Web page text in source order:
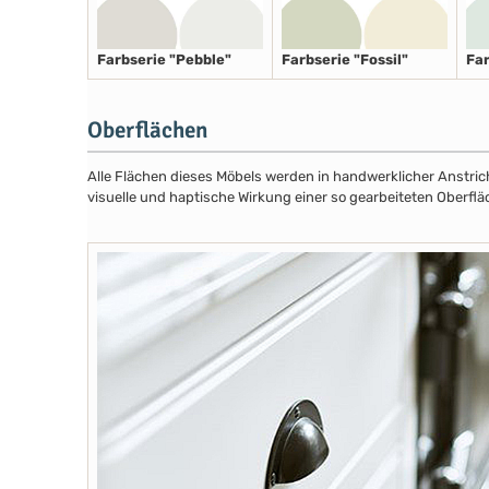
Farbserie "Pebble" Farbserie "Fossil"
Oberflächen
Alle Flächen dieses Möbels werden in handwerklicher
visuelle und haptische Wirkung einer so gearbeiteten